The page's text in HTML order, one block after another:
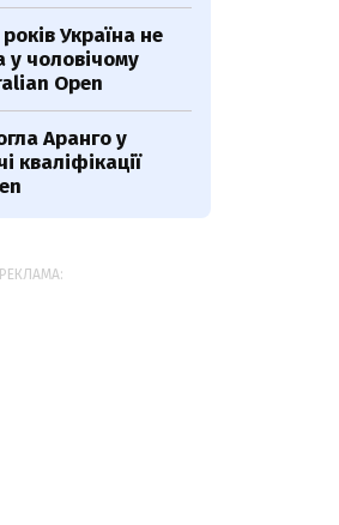
Україна не
у чоловічому
Open
Аранго у
кваліфікації
РЕКЛАМА: